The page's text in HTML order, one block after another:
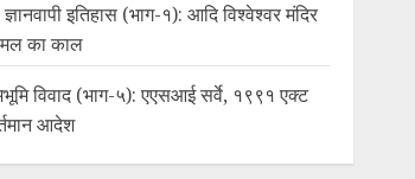
इतिहास (भाग-१): आदि विश्वेश्वर मंदिर
का काल
विवाद (भाग-५): एएसआई सर्वे, १९९१ एक्ट
आदेश